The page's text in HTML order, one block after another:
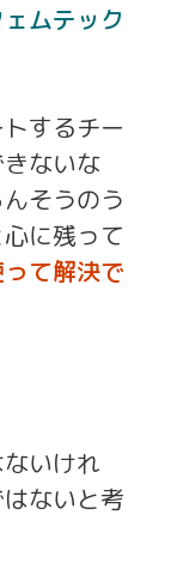
ムテック
するチー
ないな
そうのう
に残って
て解決で
いけれ
ないと考